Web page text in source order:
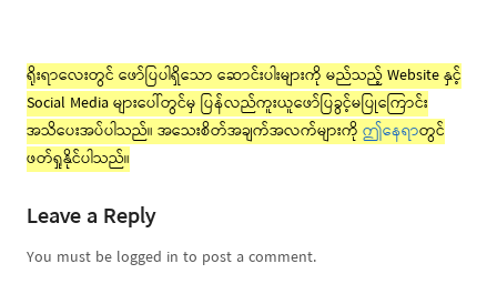
ရိုးရာလေးတွင် ဖော်ပြပါရှိသော ဆောင်းပါးများကို မည်သည့် Website နှင့်
Social Media များပေါ်တွင်မှ ပြန်လည်ကူးယူဖော်ပြခွင့်မပြုကြောင်း
အသိပေးအပ်ပါသည်။ အသေးစိတ်အချက်အလက်များကို ဤနေရာတွင်
ဖတ်ရှုနိုင်ပါသည်။
Leave a Reply
You must be logged in to post a comment.